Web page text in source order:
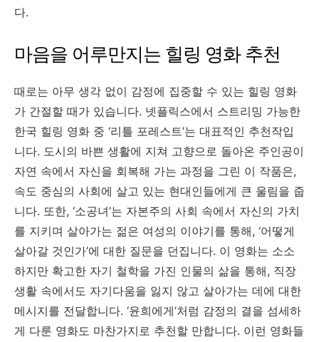
다.
마음을 어루만지는 힐링 영화 추천
때로는 아무 생각 없이 감정에 집중할 수 있는 힐링 영화
가 간절할 때가 있습니다. 넷플릭스에서 스트리밍 가능한
한국 힐링 영화 중 ‘리틀 포레스트’는 대표적인 추천작입
니다. 도시의 바쁜 생활에 지쳐 고향으로 돌아온 주인공이
자연 속에서 자신을 회복해 가는 과정을 그린 이 작품은,
속도 중심의 사회에 살고 있는 현대인들에게 큰 울림을 줍
니다. 또한, ‘소공녀’는 자본주의 사회 속에서 자신의 가치
를 지키며 살아가는 젊은 여성의 이야기를 통해, ‘어떻게
살아갈 것인가’에 대한 질문을 던집니다. 이 영화는 소소
하지만 확고한 자기 철학을 가진 인물의 삶을 통해, 직장
생활 속에서도 자기다움을 잃지 않고 살아가는 데에 대한
메시지를 전달합니다. ‘윤희에게’처럼 감정의 결을 섬세하
게 다룬 영화도 마찬가지로 추천할 만합니다. 이런 영화들